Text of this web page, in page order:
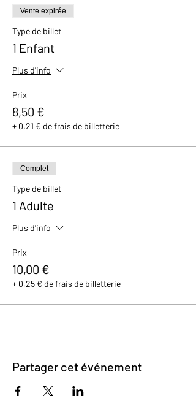
Vente expirée
Type de billet
1 Enfant
Plus d'info
Prix
8,50 €
+ 0,21 € de frais de billetterie
Complet
Type de billet
1 Adulte
Plus d'info
Prix
10,00 €
+ 0,25 € de frais de billetterie
Partager cet événement